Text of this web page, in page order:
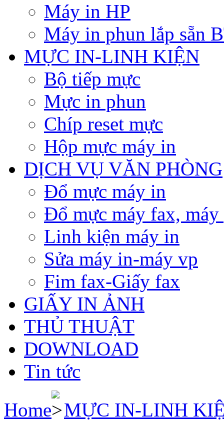
Máy in HP
Máy in phun lắp sẵn
MỰC IN-LINH KIỆN
Bộ tiếp mực
Mực in phun
Chíp reset mực
Hộp mực máy in
DỊCH VỤ VĂN PHÒNG
Đổ mực máy in
Đổ mực máy fax, máy
Linh kiện máy in
Sửa máy in-máy vp
Fim fax-Giấy fax
GIẤY IN ẢNH
THỦ THUẬT
DOWNLOAD
Tin tức
Home
MỰC IN-LINH